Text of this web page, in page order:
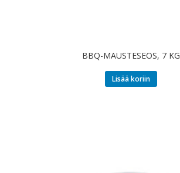
BBQ-MAUSTESEOS, 7 KG
Lisää koriin